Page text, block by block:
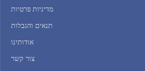
מדיניות פרטיות
תנאים והגבלות
אודותינו
צור קשר